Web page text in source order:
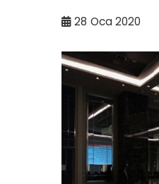
28 Oca 2020